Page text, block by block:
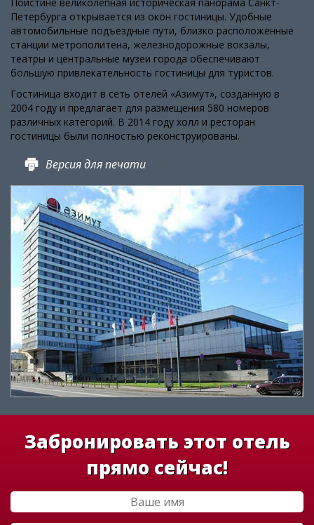
Петербурга открывается из окон гостиницы. Удобные
автомобильные подъездные пути, близко расположенные
станции метрополитена, железнодорожные вокзалы,
театры и центральные музеи города обеспечивают
большую привлекательность гостиницы для туристов.
Гостиница входит в сеть отелей «Азимут», созданную в
2004 году и предлагает для размещения 580 номеров
различных категорий. В 2014 году холл и ресторан
гостиницы были полностью реконструированы.
Версия для печати
Забронировать этот отель
прямо сейчас!